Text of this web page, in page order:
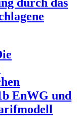
EnWG und